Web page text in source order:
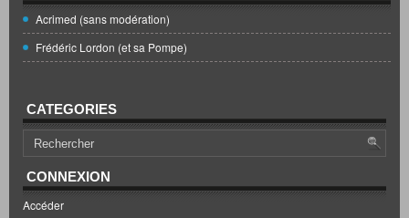
Acrimed (sans modération)
Frédéric Lordon (et sa Pompe)
CATEGORIES
CONNEXION
Accéder